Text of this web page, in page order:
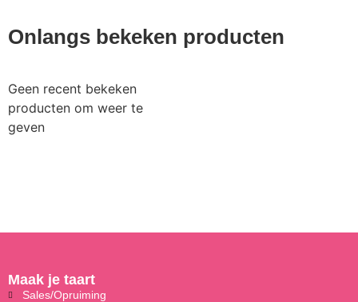
Onlangs bekeken producten
Geen recent bekeken
producten om weer te
geven
Maak je taart
Sales/Opruiming